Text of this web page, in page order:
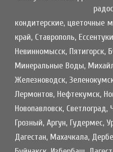
кондитерские, цветочные
край, Ставрополь,
Невинномысск, Пятигорск,
Минеральные Воды,
Железноводск,
Лермонтов, Нефтекумск,
Новопавловск, Светлоград,
Грозный, Аргун, Гудермес,
Дагестан, Махачкала,